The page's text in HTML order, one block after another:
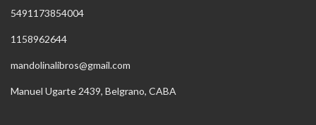
5491173854004
1158962644
mandolinalibros@gmail.com
Manuel Ugarte 2439, Belgrano, CABA